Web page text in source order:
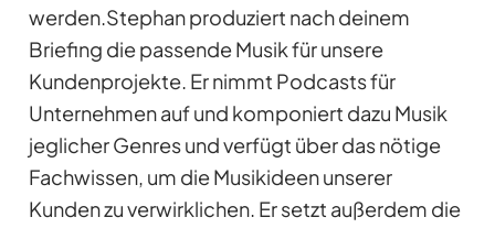
werden.Stephan produziert nach deinem
Briefing die passende Musik für unsere
Kundenprojekte. Er nimmt Podcasts für
Unternehmen auf und komponiert dazu Musik
jeglicher Genres und verfügt über das nötige
Fachwissen, um die Musikideen unserer
Kunden zu verwirklichen. Er setzt außerdem die